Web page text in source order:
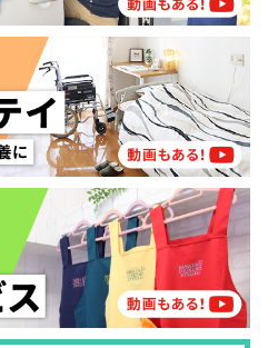
種類以上あり、それぞれ
います。
たらいいのかわからな
ずはどんなサービスがあ
簡単にチェックしてみま
に答えていただくだけ
険サービスを紹介しま
スタート
はい
いえ or
当(自立)
定された
施設に移り住みた
活しながら
使いたい
り住みたい
が必要ですか？
必要
要ない
いですか？
通いたい
らいたい
認知症の疑いはあ
はい
いいえ
で使いたい
宿泊したい
すか？
援１～２
護１～２
護３～５